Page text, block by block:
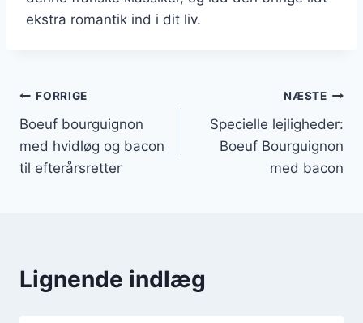
ekstra romantik ind i dit liv.
Indlægsnavigation
FORRIGE
Boeuf bourguignon
med hvidløg og bacon
til efterårsretter
NÆSTE
Specielle lejligheder:
Boeuf Bourguignon
med bacon
Lignende indlæg